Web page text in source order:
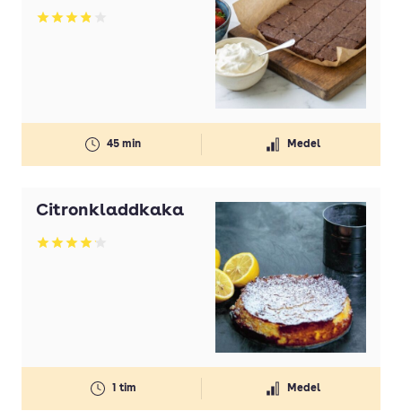
Betyg: 3.89 av 5
45 min Medel
Citronkladdkaka
Betyg: 4.1 av 5
1 tim Medel